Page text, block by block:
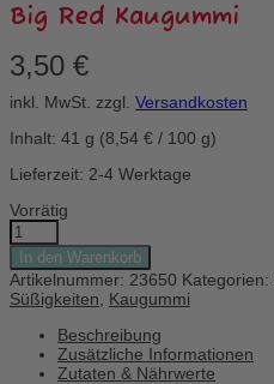
Big Red Kaugummi
3,50 €
inkl. MwSt. zzgl. Versandkosten
Inhalt: 41 g (8,54 € / 100 g)
Lieferzeit: 2-4 Werktage
Vorrätig
Big
Red
Kaugummi
Menge
In den Warenkorb
Artikelnummer: 23650 Kategorien:
Süßigkeiten
Kaugummi
Beschreibung
Zusätzliche Informationen
Zutaten & Nährwerte